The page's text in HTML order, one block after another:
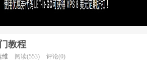
教程
维 阅读(553) 评论(0)